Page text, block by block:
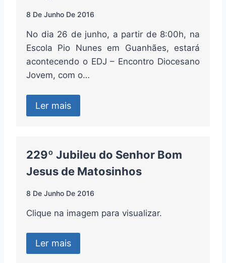
8 De Junho De 2016
No dia 26 de junho, a partir de 8:00h, na
Escola Pio Nunes em Guanhães, estará
acontecendo o EDJ – Encontro Diocesano
Jovem, com o…
Ler mais
229º Jubileu do Senhor Bom
Jesus de Matosinhos
8 De Junho De 2016
Clique na imagem para visualizar.
Ler mais